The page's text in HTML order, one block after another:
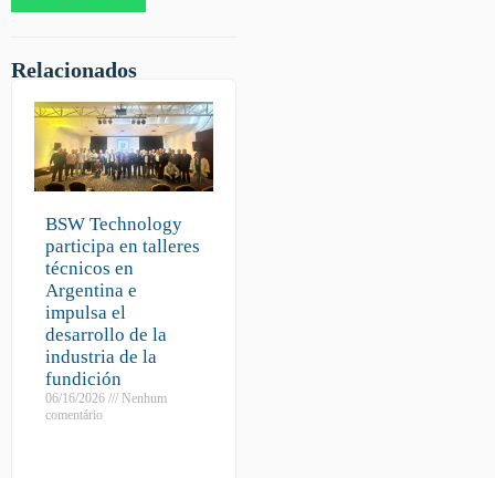
Relacionados
BSW Technology
participa en talleres
técnicos en
Argentina e
impulsa el
desarrollo de la
industria de la
fundición
06/16/2026
Nenhum
comentário